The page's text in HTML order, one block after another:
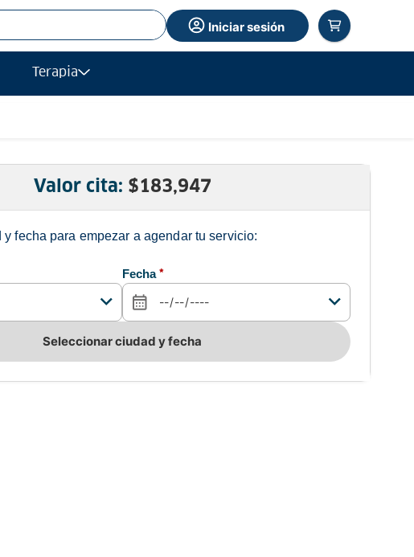
Iniciar sesión
Terapia
Valor cita: $183,947
fecha para empezar a agendar tu servicio:
Fecha *
Seleccionar ciudad y fecha